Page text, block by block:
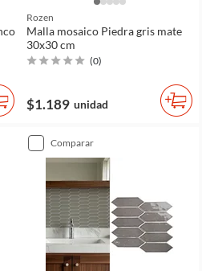
Rozen
Malla mosaico Piedra gris mate
30x30 cm
(0)
$1.189 unidad
comparar